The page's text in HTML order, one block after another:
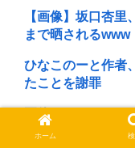
【画像】坂口杏
まで晒されるwww
ひなこのーと作者
たことを謝罪
夏休みのイオンモ
子小中学生だらけ
ホーム